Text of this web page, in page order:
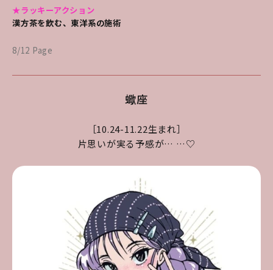
★ラッキーアクション
漢方茶を飲む、東洋系の施術
8/12 Page
蠍座
［10.24-11.22生まれ］
片思いが実る予感が… …♡